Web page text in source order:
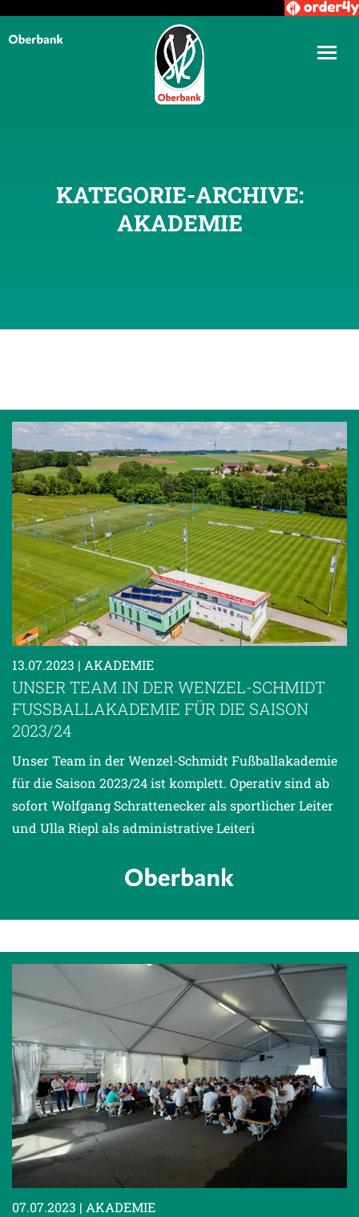
KATEGORIE-ARCHIVE:
AKADEMIE
13.07.2023 | AKADEMIE
UNSER TEAM IN DER WENZEL-SCHMIDT
FUSSBALLAKADEMIE FÜR DIE SAISON 2
023/24
Unser Team in der Wenzel-Schmidt Fußballakademie
für die Saison 2023/24 ist komplett. Operativ sind ab
sofort Wolfgang Schrattenecker als sportlicher Leiter
und Ulla Riepl als administrative Leiteri
07.07.2023 | AKADEMIE